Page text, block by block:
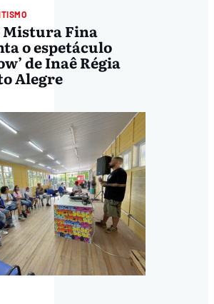
Mistura Fina
o espetáculo
de Inaê Régia
Alegre